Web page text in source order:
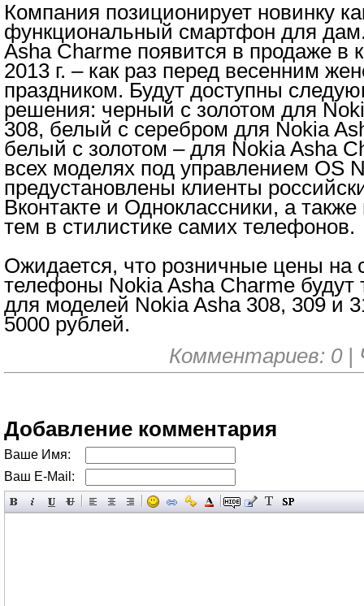
Компания позиционирует новинку
функциональный смартфон для
Asha Charme появится в продаже в
2013 г. – как раз перед весенним
праздником. Будут доступны
решения: черный с золотом для
308, белый с серебром для Nokia
белый с золотом – для Nokia Asha
всех моделях под управлением OS
предустановлены клиенты
Вконтакте и Одноклассники, а
тем в стилистике самих телефонов.
Ожидается, что розничные цены на
телефоны Nokia Asha Charme будут
для моделей Nokia Asha 308, 309 и
5000 рублей.
Комментариев: 0 |
Добавление комментария
Ваше Имя:
Ваш E-Mail: